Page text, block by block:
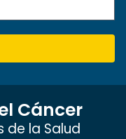
Cáncer
de la Salud